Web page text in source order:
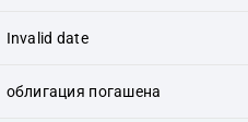
Invalid date
облигация погашена